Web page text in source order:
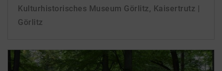
Kulturhistorisches Museum Görlitz, Kaisertrutz |
Görlitz